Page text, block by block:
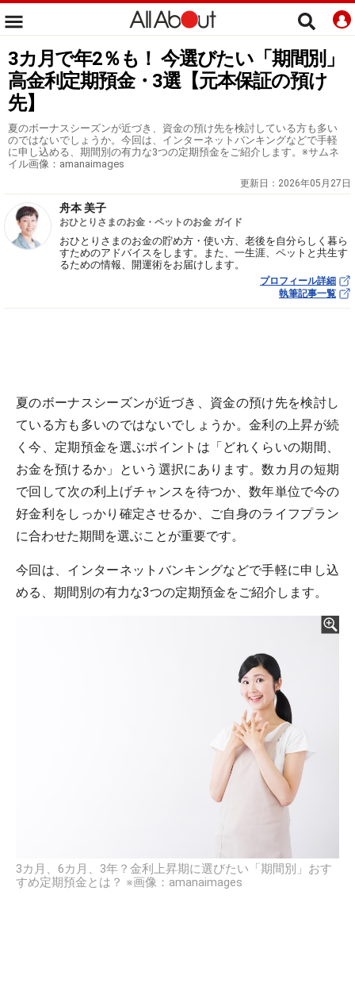
3カ月で年2％も！ 今選びたい「期間別」
高金利定期預金・3選【元本保証の預け
先】
夏のボーナスシーズンが近づき、資金の預け先を検討している方も多い
のではないでしょうか。今回は、インターネットバンキングなどで手軽
に申し込める、期間別の有力な3つの定期預金をご紹介します。※サムネ
イル画像：amanaimages
更新日： 2026年05月27日
舟本 美子
おひとりさまのお金・ペットのお金 ガイド
おひとりさまのお金の貯め方・使い方、老後を自分らしく暮ら
すためのアドバイスをします。また、一生涯、ペットと共生す
るための情報、開運術をお届けします。
プロフィール詳細
執筆記事一覧
夏のボーナスシーズンが近づき、資金の預け先を検討し
ている方も多いのではないでしょうか。金利の上昇が続
く今、定期預金を選ぶポイントは「どれくらいの期間、
お金を預けるか」という選択にあります。数カ月の短期
で回して次の利上げチャンスを待つか、数年単位で今の
好金利をしっかり確定させるか、ご自身のライフプラン
に合わせた期間を選ぶことが重要です。
今回は、インターネットバンキングなどで手軽に申し込
める、期間別の有力な3つの定期預金をご紹介します。
3カ月、6カ月、3年？金利上昇期に選びたい「期間別」おす
すめ定期預金とは？ ※画像：amanaimages